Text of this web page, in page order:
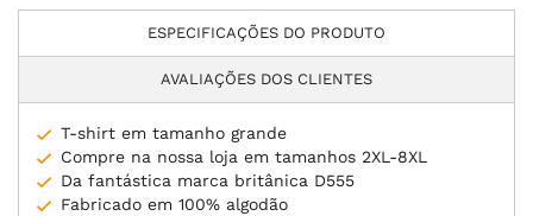
ESPECIFICAÇÕES DO PRODUTO
AVALIAÇÕES DOS CLIENTES
T-shirt em tamanho grande
Compre na nossa loja em tamanhos 2XL-8XL
Da fantástica marca britânica D555
Fabricado em 100% algodão